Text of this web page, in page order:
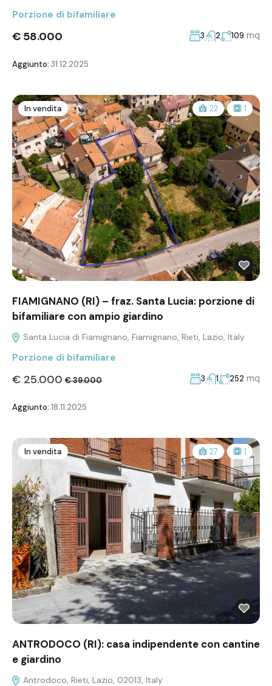
Porzione di bifamiliare
€ 58.000 3 2 109 mq
Aggiunto: 31.12.2025
In vendita 22 1
FIAMIGNANO (RI) – fraz. Santa Lucia: porzione di
bifamiliare con ampio giardino
Santa Lucia di Fiamignano, Fiamignano, Rieti, Lazio, Italy
Porzione di bifamiliare
€ 25.000 € 39.000 3 1 252 mq
Aggiunto: 18.11.2025
In vendita 27 1
ANTRODOCO (RI): casa indipendente con cantine
e giardino
Antrodoco, Rieti, Lazio, 02013, Italy